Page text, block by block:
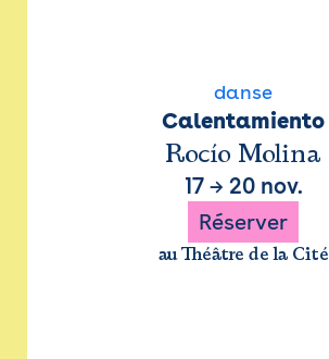
danse
Calentamiento
Rocío Molina
17→ 20 nov.
Réserver
au Théâtre de la Cité